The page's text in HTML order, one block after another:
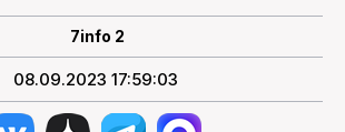
7info 2
08.09.2023 17:59:03